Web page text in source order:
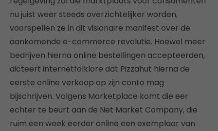
nu juist weer steeds overzichtelijker worden,
voorspellen ze in dit visionaire manifest over de
aankomende e-commerce revolutie. Hoewel meer
bedrijven hierna online bestellingen accepteerden,
dicteert internetfolklore dat Pizzahut hierna de
eerste online verkoop op zijn conto mag
bijschrijven. Volgens Marketplace komt die eer
echter te beurt aan de Net Market Company, die
ruim een week eerder online een exemplaar van